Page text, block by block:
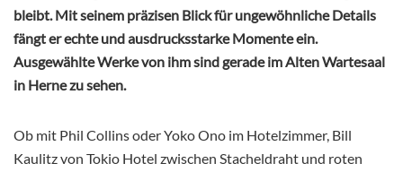
bleibt. Mit seinem präzisen Blick für ungewöhnliche Details
fängt er echte und ausdrucksstarke Momente ein.
Ausgewählte Werke von ihm sind gerade im Alten Wartesaal
in Herne zu sehen.
Ob mit Phil Collins oder Yoko Ono im Hotelzimmer, Bill
Kaulitz von Tokio Hotel zwischen Stacheldraht und roten